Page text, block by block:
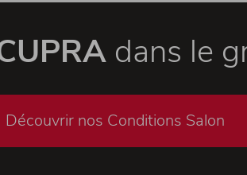
dans le
Découvrir nos Conditions Salon